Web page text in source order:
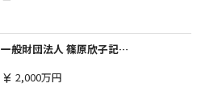
一般財団法人 篠原欣子記念財団 (海外留学奨学金グループ)
currency_yen 2,000万円